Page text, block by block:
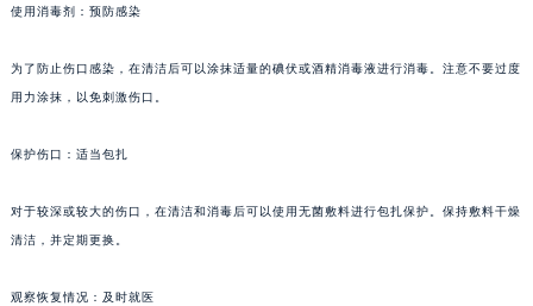
使用消毒剂：预防感染
为了防止伤口感染，在清洁后可以涂抹适量的碘伏或酒精消毒液进行消毒。注意不要过度
用力涂抹，以免刺激伤口。
保护伤口：适当包扎
对于较深或较大的伤口，在清洁和消毒后可以使用无菌敷料进行包扎保护。保持敷料干燥
清洁，并定期更换。
观察恢复情况：及时就医